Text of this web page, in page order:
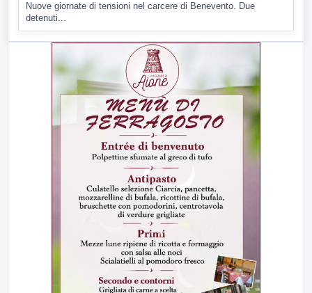
Nuove giornate di tensioni nel carcere di Benevento. Due
detenuti...